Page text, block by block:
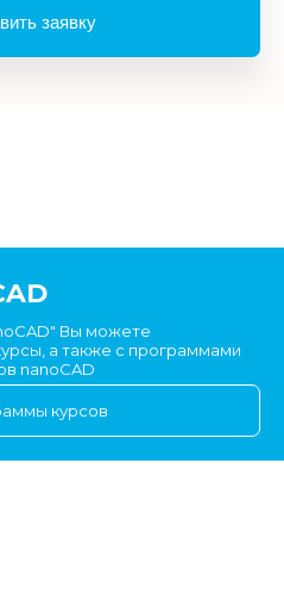
заявку
Вы можете
а также с программами
nanoCAD
курсов